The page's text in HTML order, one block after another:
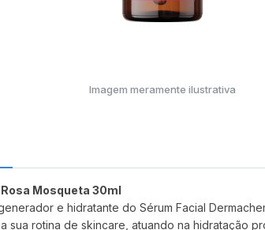
Imagem meramente ilustrativa
Mosqueta 30ml
e hidratante do Sérum Facial
sua rotina de skincare, atuando na hidratação